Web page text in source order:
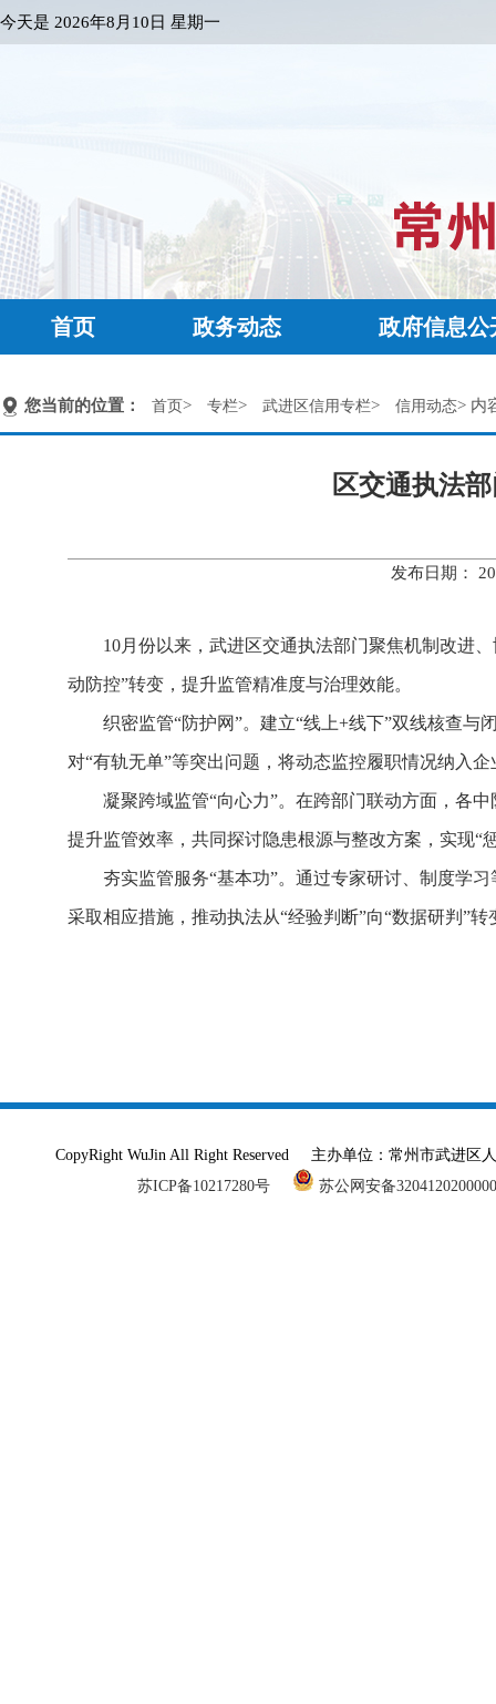
今天是 2026年8月10日 星期一
首页 政务动态 政府信息公
您当前的位置： 首页> 专栏> 武进区信用专栏> 信用动态> 内
区交通执法
发布日期：
10月份以来，武进区交通执法部门聚焦机制改进
动防控”转变，提升监管精准度与治理效能。
织密监管“防护网”。建立“线上+线下”双线核查
对“有轨无单”等突出问题，将动态监控履职情况纳入
凝聚跨域监管“向心力”。在跨部门联动方面，各
提升监管效率，共同探讨隐患根源与整改方案，实现“
夯实监管服务“基本功”。通过专家研讨、制度学
采取相应措施，推动执法从“经验判断”向“数据研判”转
CopyRight WuJin All Right Reserved 主办单位：常州市武进
苏ICP备10217280号
苏公网安备